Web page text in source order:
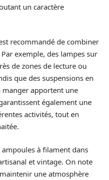
un caractère
recommandé de combiner
exemple, des lampes sur
de zones de lecture ou
que des suspensions en
manger apportent une
également une
activités, tout en
à filament dans
et vintage. On note
une atmosphère